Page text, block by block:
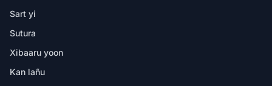
Sart yi
Sutura
Xibaaru yoon
Kan lañu